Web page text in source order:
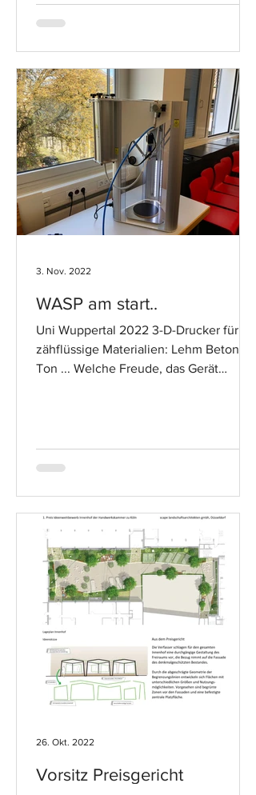
WASP am start..
Uni Wuppertal 2022 3-D-Drucker für
zähflüssige Materialien: Lehm Beton
Ton ... Welche Freude, das Gerät
3. Nov. 2022
Vorsitz Preisgericht
26. Okt. 2022